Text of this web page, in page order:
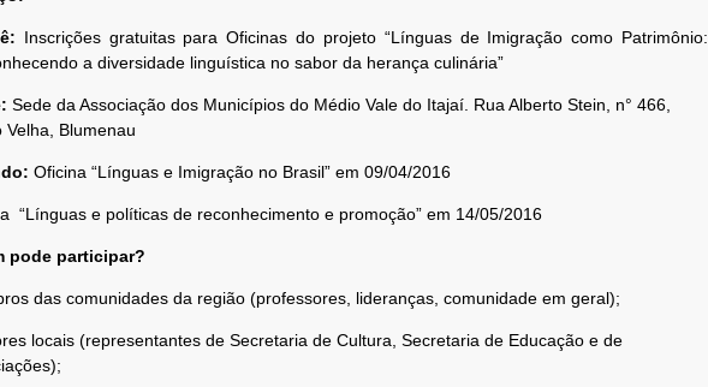
Inscrições gratuitas para Oficinas do projeto “Línguas de Imigração como Patrimônio:
a diversidade linguística no sabor da herança culinária”
Sede da Associação dos Municípios do Médio Vale do Itajaí. Rua Alberto Stein, n° 466,
Velha, Blumenau
Oficina “Línguas e Imigração no Brasil” em 09/04/2016
“Línguas e políticas de reconhecimento e promoção” em 14/05/2016
pode participar?
das comunidades da região (professores, lideranças, comunidade em geral);
locais (representantes de Secretaria de Cultura, Secretaria de Educação e de